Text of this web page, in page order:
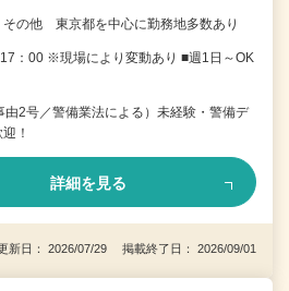
の他 東京都を中心に勤務地多数あり
17：00 ※現場により変動あり ■週1日～OK
由2号／警備業法による）未経験・警備デ
！
詳細を見る
新日： 2026/07/29 掲載終了日： 2026/09/01